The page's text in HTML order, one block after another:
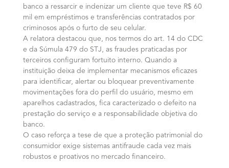
banco a ressarcir e indenizar um cliente que teve R$ 60
mil em empréstimos e transferências contratados por
criminosos após o furto de seu celular.
A relatora destacou que, nos termos do art. 14 do CDC
e da Súmula 479 do STJ, as fraudes praticadas por
terceiros configuram fortuito interno. Quando a
instituição deixa de implementar mecanismos eficazes
para identificar, alertar ou bloquear preventivamente
movimentações fora do perfil do usuário, mesmo em
aparelhos cadastrados, fica caracterizado o defeito na
prestação do serviço e a responsabilidade objetiva do
banco.
O caso reforça a tese de que a proteção patrimonial do
consumidor exige sistemas antifraude cada vez mais
robustos e proativos no mercado financeiro.